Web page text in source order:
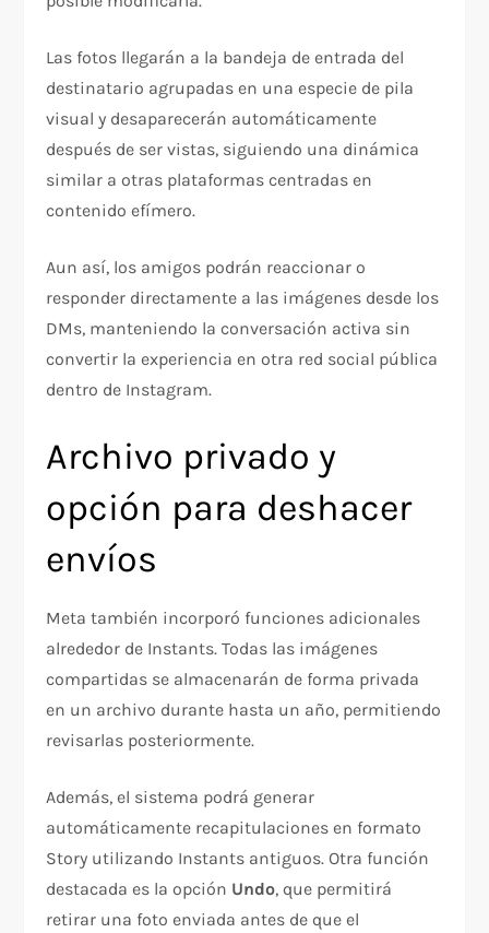
Las fotos llegarán a la bandeja de entrada del
destinatario agrupadas en una especie de pila
visual y desaparecerán automáticamente
después de ser vistas, siguiendo una dinámica
similar a otras plataformas centradas en
contenido efímero.
Aun así, los amigos podrán reaccionar o
responder directamente a las imágenes desde los
DMs, manteniendo la conversación activa sin
convertir la experiencia en otra red social pública
dentro de Instagram.
Archivo privado y
opción para deshacer
envíos
Meta también incorporó funciones adicionales
alrededor de Instants. Todas las imágenes
compartidas se almacenarán de forma privada
en un archivo durante hasta un año, permitiendo
revisarlas posteriormente.
Además, el sistema podrá generar
automáticamente recapitulaciones en formato
Story utilizando Instants antiguos. Otra función
destacada es la opción Undo, que permitirá
retirar una foto enviada antes de que el